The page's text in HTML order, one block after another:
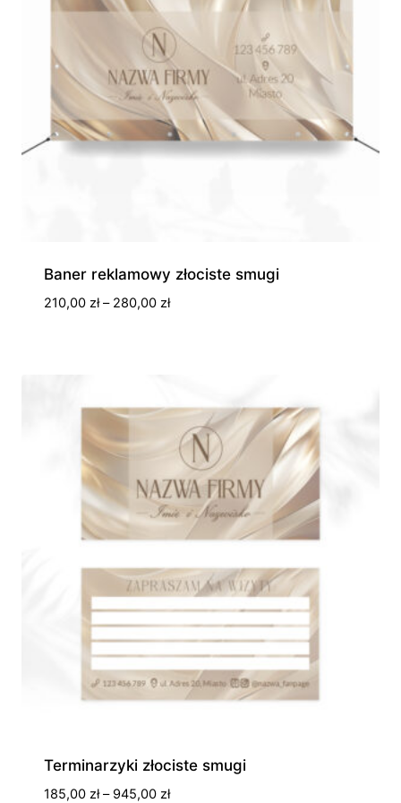
Baner reklamowy złociste smugi
210,00 zł – 280,00 złZakres
280,00 zł
Terminarzyki złociste smugi
185,00 zł – 945,00 złZakres